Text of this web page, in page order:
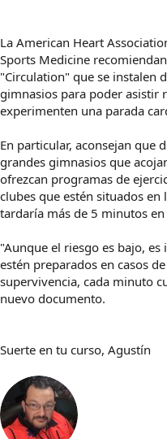
La American Heart
Sports Medicine
"Circulation" que se instalen
gimnasios para poder asistir
experimenten una parada
En particular, aconsejan que
grandes gimnasios que
ofrezcan programas de
clubes que estén situados
tardaría más de 5 minutos en
"Aunque el riesgo es bajo,
estén preparados en casos
supervivencia, cada minuto
nuevo documento.
Suerte en tu curso, Agustín